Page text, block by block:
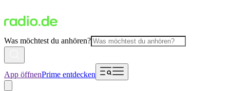
Was möchtest du anhören?
App öffnenPrime entdecken